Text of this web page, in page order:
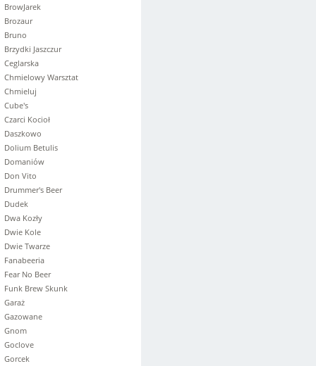
BrowJarek
Brozaur
Bruno
Brzydki Jaszczur
Ceglarska
Chmielowy Warsztat
Chmieluj
Cube's
Czarci Kocioł
Daszkowo
Dolium Betulis
Domaniów
Don Vito
Drummer's Beer
Dudek
Dwa Kozły
Dwie Kole
Dwie Twarze
Fanabeeria
Fear No Beer
Funk Brew Skunk
Garaż
Gazowane
Gnom
Goclove
Gorcek